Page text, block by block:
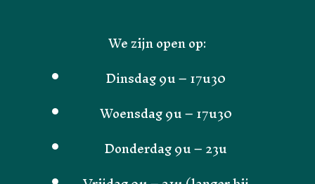
We zijn open op:
Dinsdag 9u – 17u30
Woensdag 9u – 17u30
Donderdag 9u – 23u